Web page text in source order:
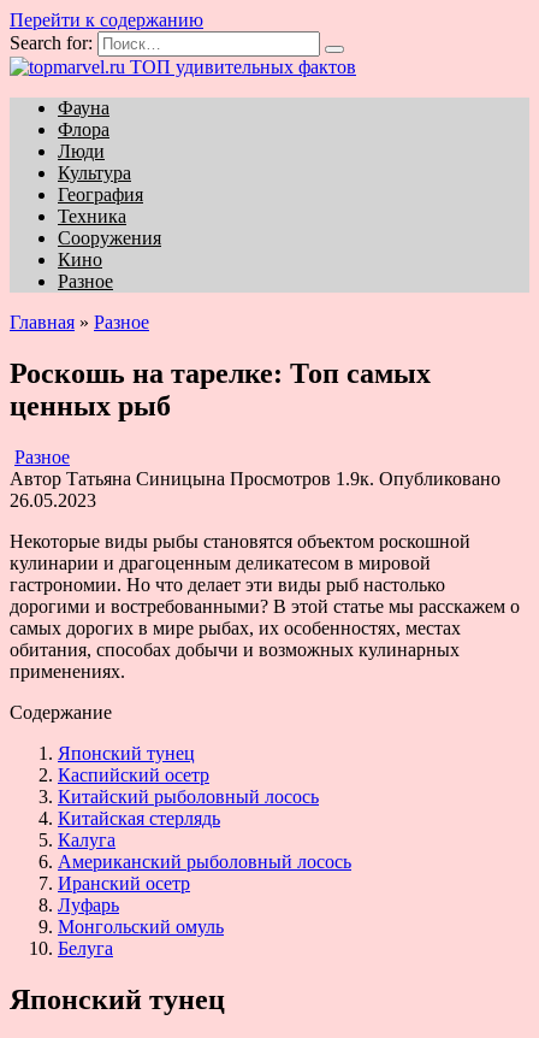
Перейти к содержанию
Search for:
Фауна
Флора
Люди
Культура
География
Техника
Сооружения
Кино
Разное
Главная » Разное
Роскошь на тарелке: Топ самых
ценных рыб
Разное
Автор Татьяна Синицына Просмотров 1.9к. Опубликовано
26.05.2023
Некоторые виды рыбы становятся объектом роскошной
кулинарии и драгоценным деликатесом в мировой
гастрономии. Но что делает эти виды рыб настолько
дорогими и востребованными? В этой статье мы расскажем о
самых дорогих в мире рыбах, их особенностях, местах
обитания, способах добычи и возможных кулинарных
применениях.
Содержание
Японский тунец
Каспийский осетр
Китайский рыболовный лосось
Китайская стерлядь
Калуга
Американский рыболовный лосось
Иранский осетр
Луфарь
Монгольский омуль
Белуга
Японский тунец